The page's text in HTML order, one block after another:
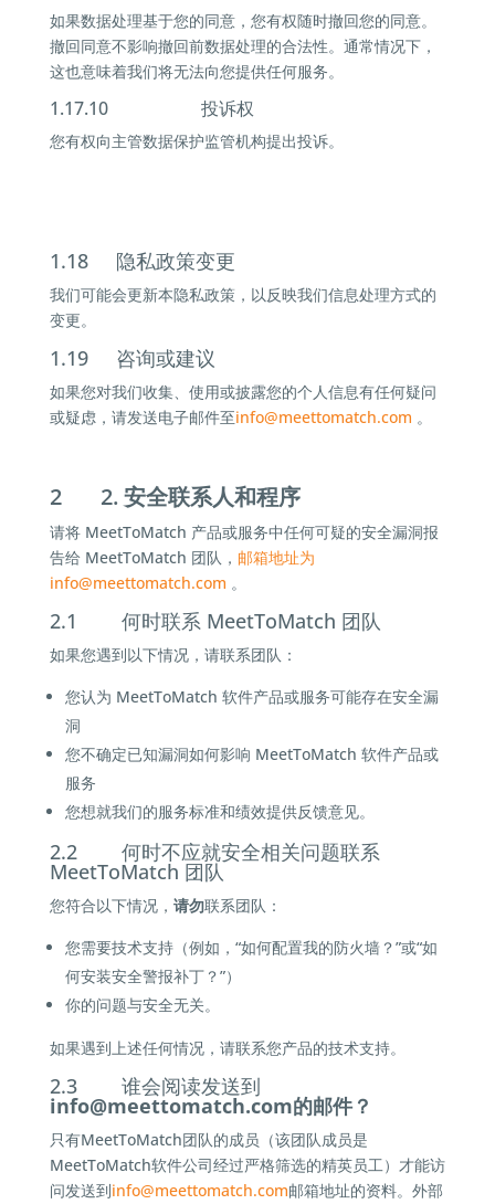
如果数据处理基于您的同意，您有权随时撤回您的同意。
撤回同意不影响撤回前数据处理的合法性。通常情况下，
这也意味着我们将无法向您提供任何服务。
1.17.10 投诉权
您有权向主管数据保护监管机构提出投诉。
1.18 隐私政策变更
我们可能会更新本隐私政策，以反映我们信息处理方式的
变更。
1.19 咨询或建议
如果您对我们收集、使用或披露您的个人信息有任何疑问
或疑虑，请发送电子邮件至info@meettomatch.com 。
2 2. 安全联系人和程序
请将 MeetToMatch 产品或服务中任何可疑的安全漏洞报
告给 MeetToMatch 团队， 邮箱地址为
info@meettomatch.com 。
2.1 何时联系 MeetToMatch 团队
如果您遇到以下情况，请联系团队：
您认为 MeetToMatch 软件产品或服务可能存在安全漏
洞
您不确定已知漏洞如何影响 MeetToMatch 软件产品或
服务
您想就我们的服务标准和绩效提供反馈意见。
2.2 何时不应就安全相关问题联系
MeetToMatch 团队
您符合以下情况， 请勿联系团队：
您需要技术支持（例如，“如何配置我的防火墙？”或“如
何安装安全警报补丁？”）
你的问题与安全无关。
如果遇到上述任何情况，请联系您产品的技术支持。
2.3 谁会阅读发送到
info@meettomatch.com的邮件？
只有MeetToMatch团队的成员（该团队成员是
MeetToMatch软件公司经过严格筛选的精英员工）才能访
问发送到info@meettomatch.com邮箱地址的资料。外部